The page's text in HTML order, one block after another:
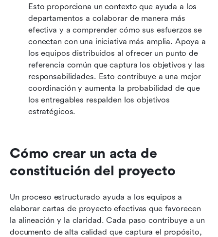
Esto proporciona un contexto que ayuda a los
departamentos a colaborar de manera más
efectiva y a comprender cómo sus esfuerzos se
conectan con una iniciativa más amplia. Apoya a
los equipos distribuidos al ofrecer un punto de
referencia común que captura los objetivos y las
responsabilidades. Esto contribuye a una mejor
coordinación y aumenta la probabilidad de que
los entregables respalden los objetivos
estratégicos.
Cómo crear un acta de
constitución del proyecto
Un proceso estructurado ayuda a los equipos a
elaborar cartas de proyecto efectivas que favorecen
la alineación y la claridad. Cada paso contribuye a un
documento de alta calidad que captura el propósito,